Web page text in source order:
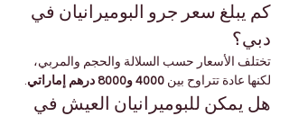
كم يبلغ سعر جرو البوميرانيان في
دبي؟
تختلف الأسعار حسب السلالة والحجم والمربي،
لكنها عادة تتراوح بين 4000 و8000 درهم إماراتي .
هل يمكن للبوميرانيان العيش في